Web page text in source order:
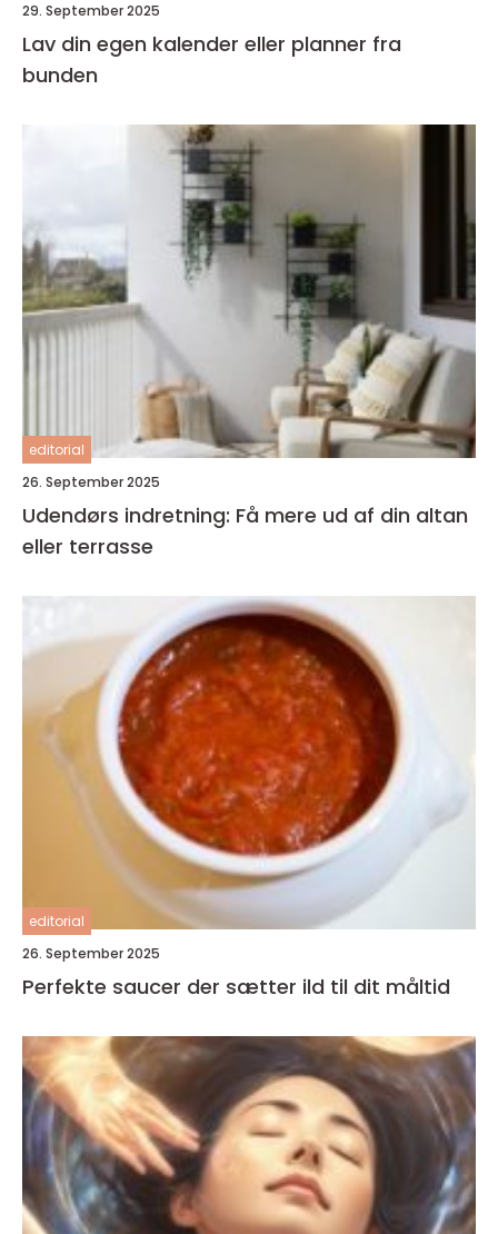
29. September 2025
Lav din egen kalender eller planner fra
bunden
editorial
26. September 2025
Udendørs indretning: Få mere ud af din altan
eller terrasse
editorial
26. September 2025
Perfekte saucer der sætter ild til dit måltid